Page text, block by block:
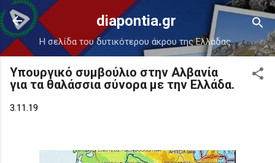
Μετάβαση στο κύριο περιεχόμενο
diapontia.gr
Η σελίδα του δυτικότερου άκρου της Ελλάδας.
Υπουργικό συμβούλιο στην Αλβανία
για τα θαλάσσια σύνορα με την Ελλάδα.
3.11.19